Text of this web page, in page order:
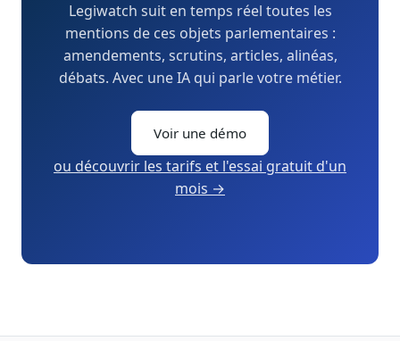
Legiwatch suit en temps réel toutes les
mentions de ces objets parlementaires :
amendements, scrutins, articles, alinéas,
débats. Avec une IA qui parle votre métier.
Voir une démo
ou découvrir les tarifs et l'essai gratuit d'un
mois →